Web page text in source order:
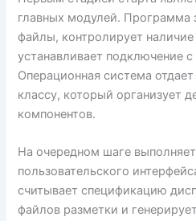
главных модулей. Программа
файлы, контролирует
устанавливает подключение
Операционная система
классу, который организует
компонентов.
На очередном шаге
пользовательского
считывает спецификацию
файлов разметки и